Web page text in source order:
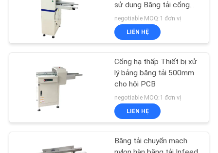
Tủ khô điện tử
Máy bóc dây tự
động
sử dụng Băng tải cổng
nâng với đường ray cố
định phía trước
negotiable MOQ:1 đơn vị
LIÊN HỆ
Cổng hạ thấp Thiết bị xử
lý bảng băng tải 500mm
cho hội PCB
negotiable MOQ:1 đơn vị
LIÊN HỆ
Băng tải chuyển mạch